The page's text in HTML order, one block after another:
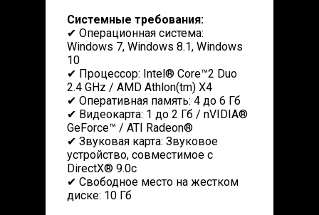
Системные требования:
✔ Операционная система:
Windows 7, Windows 8.1, Windows
10
✔ Процессор: Intel® Core™2 Duo
2.4 GHz / AMD Athlon(tm) X4
✔ Оперативная память: 4 до 6 Гб
✔ Видеокарта: 1 до 2 Гб / nVIDIA®
GeForce™ / ATI Radeon®
✔ Звуковая карта: Звуковое
устройство, совместимое с
DirectX® 9.0с
✔ Свободное место на жестком
диске: 10 Гб